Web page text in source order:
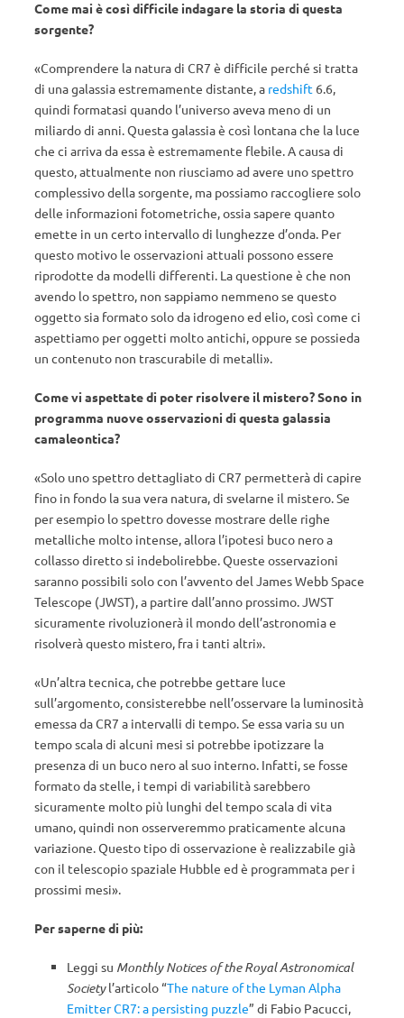
Come mai è così difficile indagare la storia di questa
sorgente?
«Comprendere la natura di CR7 è difficile perché si tratta
di una galassia estremamente distante, a redshift 6.6,
quindi formatasi quando l’universo aveva meno di un
miliardo di anni. Questa galassia è così lontana che la luce
che ci arriva da essa è estremamente flebile. A causa di
questo, attualmente non riusciamo ad avere uno spettro
complessivo della sorgente, ma possiamo raccogliere solo
delle informazioni fotometriche, ossia sapere quanto
emette in un certo intervallo di lunghezze d’onda. Per
questo motivo le osservazioni attuali possono essere
riprodotte da modelli differenti. La questione è che non
avendo lo spettro, non sappiamo nemmeno se questo
oggetto sia formato solo da idrogeno ed elio, così come ci
aspettiamo per oggetti molto antichi, oppure se possieda
un contenuto non trascurabile di metalli».
Come vi aspettate di poter risolvere il mistero? Sono in
programma nuove osservazioni di questa galassia
camaleontica?
«Solo uno spettro dettagliato di CR7 permetterà di capire
fino in fondo la sua vera natura, di svelarne il mistero. Se
per esempio lo spettro dovesse mostrare delle righe
metalliche molto intense, allora l’ipotesi buco nero a
collasso diretto si indebolirebbe. Queste osservazioni
saranno possibili solo con l’avvento del James Webb Space
Telescope (JWST), a partire dall’anno prossimo. JWST
sicuramente rivoluzionerà il mondo dell’astronomia e
risolverà questo mistero, fra i tanti altri».
«Un’altra tecnica, che potrebbe gettare luce
sull’argomento, consisterebbe nell’osservare la luminosità
emessa da CR7 a intervalli di tempo. Se essa varia su un
tempo scala di alcuni mesi si potrebbe ipotizzare la
presenza di un buco nero al suo interno. Infatti, se fosse
formato da stelle, i tempi di variabilità sarebbero
sicuramente molto più lunghi del tempo scala di vita
umano, quindi non osserveremmo praticamente alcuna
variazione. Questo tipo di osservazione è realizzabile già
con il telescopio spaziale Hubble ed è programmata per i
prossimi mesi».
Per saperne di più:
Leggi su Monthly Notices of the Royal Astronomical
Societyl’articolo “The nature of the Lyman Alpha
Emitter CR7: a persisting puzzle” di Fabio Pacucci,